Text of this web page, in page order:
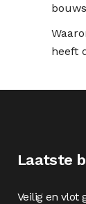
heeft
Laatste
Veilig en vlot